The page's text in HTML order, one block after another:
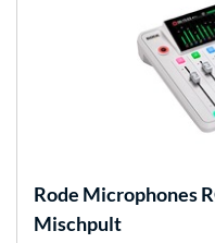
Rode Microphones
Mischpult